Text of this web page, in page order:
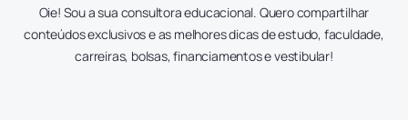
Oie! Sou a sua consultora educacional. Quero compartilhar
conteúdos exclusivos e as melhores dicas de estudo, faculdade,
carreiras, bolsas, financiamentos e vestibular!